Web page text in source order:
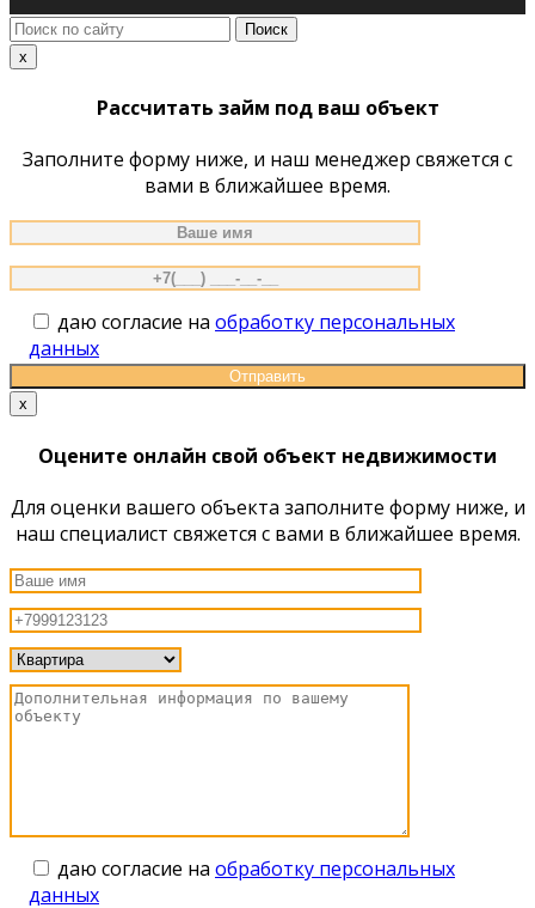
Поиск
по
x
Рассчитать займ под ваш объект
Заполните форму ниже, и наш менеджер свяжется с
вами в ближайшее время.
даю согласие на обработку персональных
данных
x
Оцените онлайн свой объект недвижимости
Для оценки вашего объекта заполните форму ниже, и
наш специалист свяжется с вами в ближайшее время.
даю согласие на обработку персональных
данных